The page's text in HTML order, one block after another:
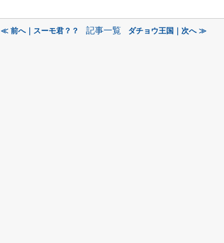
≪ 前へ｜スーモ君？？ 記事一覧 ダチョウ王国｜次へ ≫